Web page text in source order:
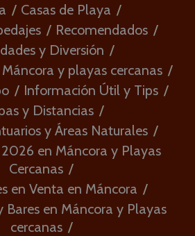
Casas de Playa
Recomendados
y Diversión
y playas cercanas
Información Útil y Tips
y Distancias
y Áreas Naturales
en Máncora y Playas
Cercanas
en Venta en Máncora
Bares en Máncora y Playas
cercanas